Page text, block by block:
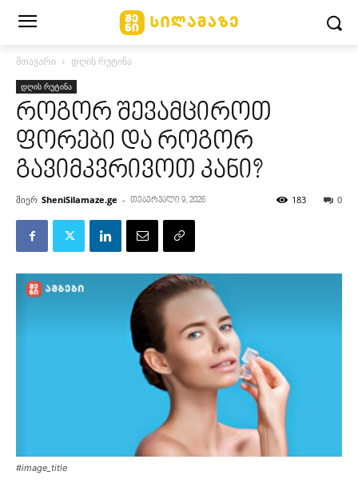
მთავარი დღის რუტინა
დღის რუტინა
როგორ შევამციროთ
ფორები და როგორ
გავიმკვრივოთ კანი?
მიერ SheniSilamaze.ge - თებერვალი 9, 2026 0
183
#image_title